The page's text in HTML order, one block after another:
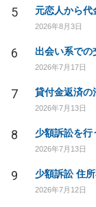
5
2026年8月3日
6
2026年7月17日
7
2026年7月13日
8 少額訴訟を行
2026年7月13日
9
2026年7月12日